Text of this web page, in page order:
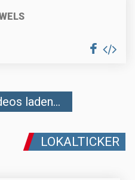
laden...
LOKALTICKER